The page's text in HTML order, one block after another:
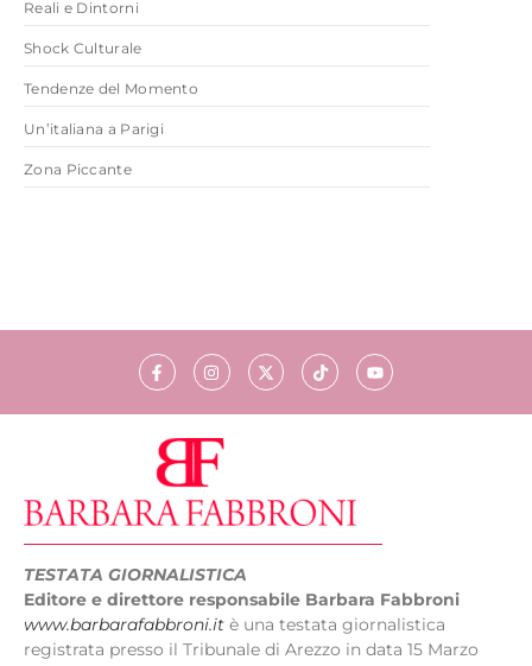
Reali e Dintorni
Shock Culturale
Tendenze del Momento
Un’italiana a Parigi
Zona Piccante
TESTATA GIORNALISTICA
Editore e direttore responsabile Barbara Fabbroni
www.barbarafabbroni.it è una testata giornalistica
registrata presso il Tribunale di Arezzo in data 15 Marzo